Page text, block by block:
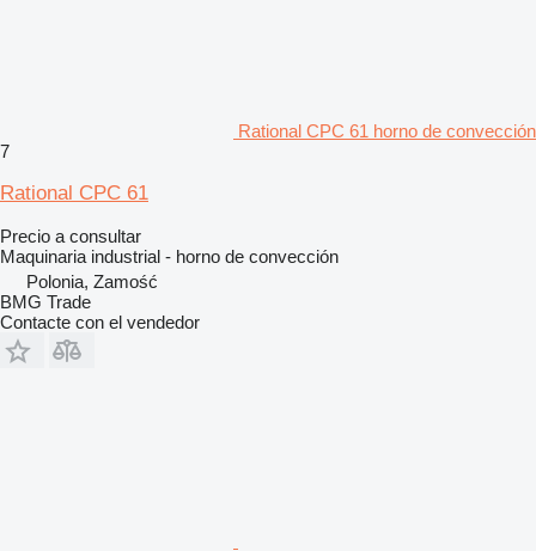
Rational CPC 61 horno de convección
7
Rational CPC 61
Precio a consultar
Maquinaria industrial - horno de convección
Polonia, Zamość
BMG Trade
Contacte con el vendedor